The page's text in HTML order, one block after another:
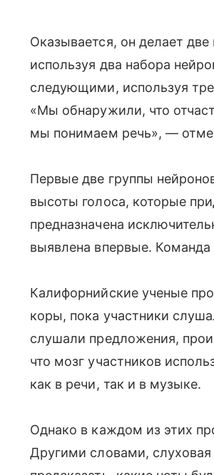
Оказывается, он делает
используя два набора
следующими, используя
«Мы обнаружили, что
мы понимаем речь», —
Первые две группы
высоты голоса, которые
предназначена
выявлена впервые.
Калифорнийские ученые
коры, пока участники
слушали предложения,
что мозг участников
как в речи, так и в музыке.
Однако в каждом из этих
Другими словами,